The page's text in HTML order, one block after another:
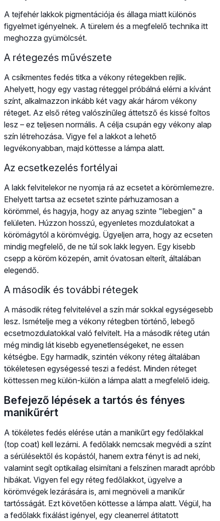
A tejfehér lakkok pigmentációja és állaga miatt különös
figyelmet igényelnek. A türelem és a megfelelő technika itt
meghozza gyümölcsét.
A rétegezés művészete
A csíkmentes fedés titka a vékony rétegekben rejlik.
Ahelyett, hogy egy vastag réteggel próbálná elérni a kívánt
színt, alkalmazzon inkább két vagy akár három vékony
réteget. Az első réteg valószínűleg áttetsző és kissé foltos
lesz – ez teljesen normális. A célja csupán egy vékony alap
szín létrehozása. Vigye fel a lakkot a lehető
legvékonyabban, majd köttesse a lámpa alatt.
Az ecsetkezelés fortélyai
A lakk felvitelekor ne nyomja rá az ecsetet a körömlemezre.
Ehelyett tartsa az ecsetet szinte párhuzamosan a
körömmel, és hagyja, hogy az anyag szinte "lebegjen" a
felületen. Húzzon hosszú, egyenletes mozdulatokat a
körömágytól a körömvégig. Ügyeljen arra, hogy az ecseten
mindig megfelelő, de ne túl sok lakk legyen. Egy kisebb
csepp a köröm közepén, amit óvatosan elterít, általában
elegendő.
A második és további rétegek
A második réteg felvitelével a szín már sokkal egységesebb
lesz. Ismételje meg a vékony rétegben történő, lebegő
ecsetmozdulatokkal való felvitelt. Ha a második réteg után
még mindig lát kisebb egyenetlenségeket, ne essen
kétségbe. Egy harmadik, szintén vékony réteg általában
tökéletesen egységessé teszi a fedést. Minden réteget
köttessen meg külön-külön a lámpa alatt a megfelelő ideig.
Befejező lépések a tartós és fényes
manikűrért
A tökéletes fedés elérése után a manikűrt egy fedőlakkal
(top coat) kell lezárni. A fedőlakk nemcsak megvédi a színt
a sérülésektől és kopástól, hanem extra fényt is ad neki,
valamint segít optikailag elsimítani a felszínen maradt apróbb
hibákat. Vigyen fel egy réteg fedőlakkot, ügyelve a
körömvégek lezárására is, ami megnöveli a manikűr
tartósságát. Ezt követően köttesse a lámpa alatt. Végül, ha
a fedőlakk fixálást igényel, egy cleanerrel átitatott